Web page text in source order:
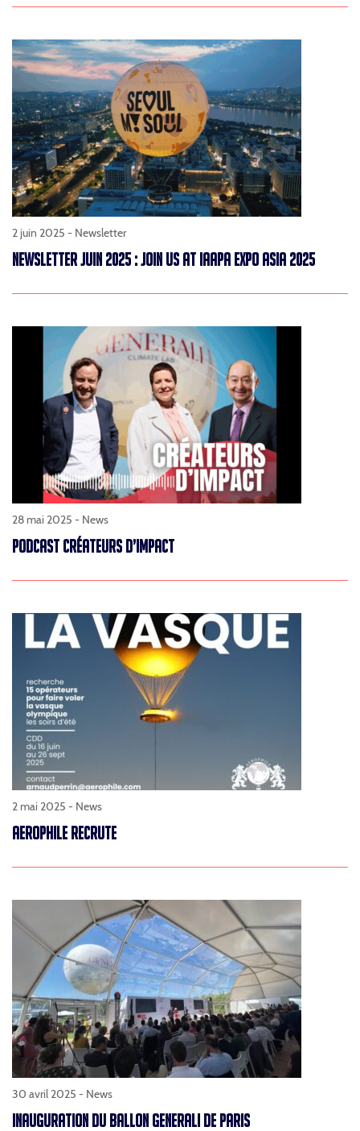
2 juin 2025 - Newsletter
NEWSLETTER JUIN 2025 : JOIN US AT IAAPA EXPO ASIA 2025
28 mai 2025 - News
PODCAST CRÉATEURS D’IMPACT
2 mai 2025 - News
AEROPHILE RECRUTE
30 avril 2025 - News
INAUGURATION DU BALLON GENERALI DE PARIS